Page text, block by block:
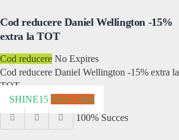
Cod reducere Daniel Wellington -15%
extra la TOT
Cod reducere No Expires
Cod reducere Daniel Wellington -15% extra la
TOT
SHINE15 Vezi Codul
100% Succes